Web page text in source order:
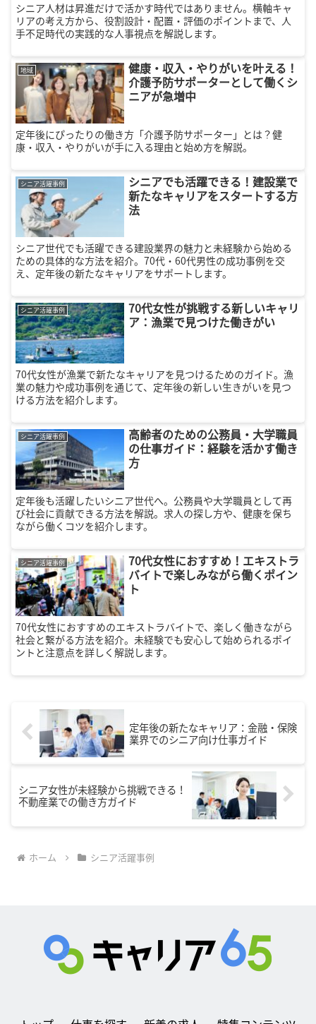
シニア人材は昇進だけで活かす時代ではありません。横軸キャ
リアの考え方から、役割設計・配置・評価のポイントまで、人
手不足時代の実践的な人事視点を解説します。
地域
健康・収入・やりがいを叶える！
介護予防サポーターとして働くシ
ニアが急増中
定年後にぴったりの働き方「介護予防サポーター」とは？健
康・収入・やりがいが手に入る理由と始め方を解説。
シニア活躍事例
シニアでも活躍できる！建設業で
新たなキャリアをスタートする方
法
シニア世代でも活躍できる建設業界の魅力と未経験から始める
ための具体的な方法を紹介。70代・60代男性の成功事例を交
え、定年後の新たなキャリアをサポートします。
シニア活躍事例
70代女性が挑戦する新しいキャリ
ア：漁業で見つけた働きがい
70代女性が漁業で新たなキャリアを見つけるためのガイド。漁
業の魅力や成功事例を通じて、定年後の新しい生きがいを見つ
ける方法を紹介します。
シニア活躍事例
高齢者のための公務員・大学職員
の仕事ガイド：経験を活かす働き
方
定年後も活躍したいシニア世代へ。公務員や大学職員として再
び社会に貢献できる方法を解説。求人の探し方や、健康を保ち
ながら働くコツを紹介します。
シニア活躍事例
70代女性におすすめ！エキストラ
バイトで楽しみながら働くポイン
ト
70代女性におすすめのエキストラバイトで、楽しく働きながら
社会と繋がる方法を紹介。未経験でも安心して始められるポイ
ントと注意点を詳しく解説します。
定年後の新たなキャリア：金融・保険
業界でのシニア向け仕事ガイド
シニア女性が未経験から挑戦できる！
不動産業での働き方ガイド
ホーム シニア活躍事例